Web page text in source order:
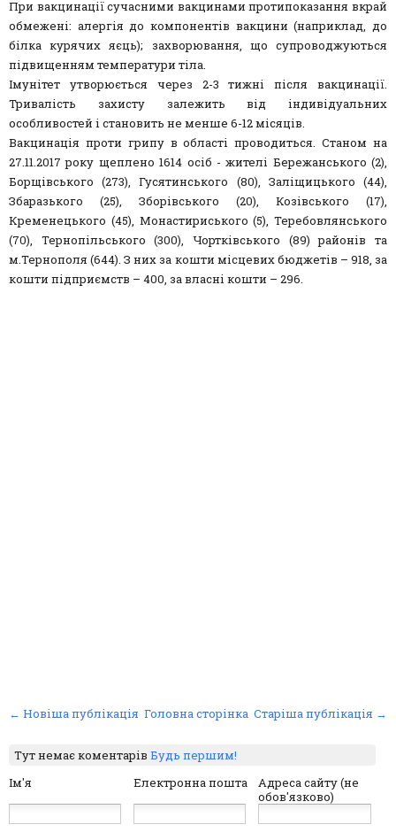
При вакцинації сучасними вакцинами протипоказання вкрай
обмежені: алергія до компонентів вакцини (наприклад, до
білка курячих яєць); захворювання, що супроводжуються
підвищенням температури тіла.
Імунітет утворюється через 2-3 тижні після вакцинації.
Тривалість захисту залежить від індивідуальних
особливостей і становить не менше 6-12 місяців.
Вакцинація проти грипу в області проводиться. Станом на
27.11.2017 року щеплено 1614 осіб - жителі Бережанського (2),
Борщівського (273), Гусятинського (80), Заліщицького (44),
Збаразького (25), Зборівського (20), Козівського (17),
Кременецького (45), Монастириського (5), Теребовлянського
(70), Тернопільського (300), Чортківського (89) районів та
м.Тернополя (644). З них за кошти місцевих бюджетів – 918, за
кошти підприємств – 400, за власні кошти – 296.
← Новіша публікація Старіша публікація →
Головна сторінка
Тут немає коментарівБудь першим!
Ім'я
Електронна пошта
Адреса сайту (не
обов'язково)